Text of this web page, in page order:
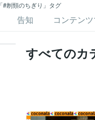
「#刎頸のちぎり」タグ
告知 コンテン
すべてのカ